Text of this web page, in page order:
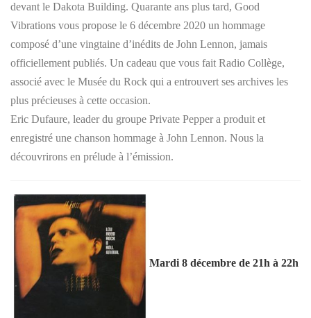
devant le Dakota Building. Quarante ans plus tard, Good
Vibrations vous propose le 6 décembre 2020 un hommage
composé d’une vingtaine d’inédits de John Lennon, jamais
officiellement publiés. Un cadeau que vous fait Radio Collège,
associé avec le Musée du Rock qui a entrouvert ses archives les
plus précieuses à cette occasion.
Eric Dufaure, leader du groupe Private Pepper a produit et
enregistré une chanson hommage à John Lennon. Nous la
découvrirons en prélude à l’émission.
Mardi 8 décembre de 21h à 22h